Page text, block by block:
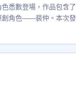
悉數登場，作品包含
角色——裴仲。本次